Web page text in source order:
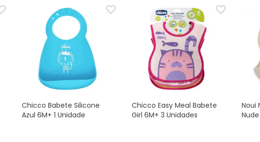
desejares, também podes devolver o produto seguindo os
nossos
Chicco Babete Silicone
Azul 6M+ 1 Unidade
Chicco Easy Meal Babete
Girl 6M+ 3 Unidades
Noui